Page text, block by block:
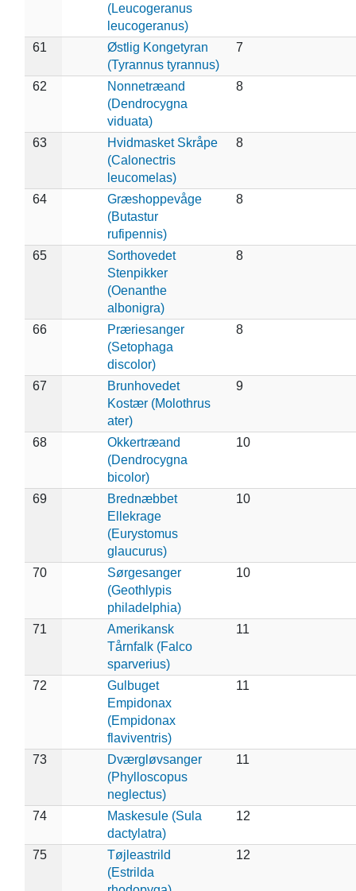
(Leucogeranus
leucogeranus)
61
Østlig Kongetyran
(Tyrannus tyrannus)
7
62
Nonnetræand
(Dendrocygna
viduata)
8
63
Hvidmasket Skråpe
(Calonectris
leucomelas)
8
64
Græshoppevåge
(Butastur
rufipennis)
8
65
Sorthovedet
Stenpikker
(Oenanthe
albonigra)
8
66
Præriesanger
(Setophaga
discolor)
8
67
Brunhovedet
Kostær (Molothrus
ater)
9
68
Okkertræand
(Dendrocygna
bicolor)
10
69
Brednæbbet
Ellekrage
(Eurystomus
glaucurus)
10
70
Sørgesanger
(Geothlypis
philadelphia)
10
71
Amerikansk
Tårnfalk (Falco
sparverius)
11
72
Gulbuget
Empidonax
(Empidonax
flaviventris)
11
73
Dværgløvsanger
(Phylloscopus
neglectus)
11
74
Maskesule (Sula
dactylatra)
12
75
Tøjleastrild
(Estrilda
12